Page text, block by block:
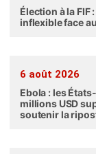
Élection à la FIF
inflexible face
6 août 2026
Ebola : les
millions USD
soutenir la